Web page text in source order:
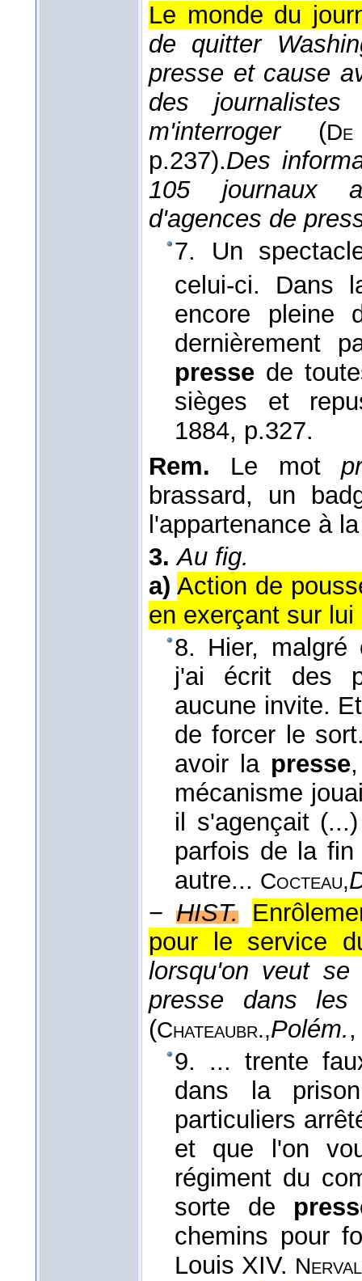
Le monde du
de quitter
presse et cause
des
m'interroger(
p.237).Des
105 journaux
d'agences de
7. Un
celui-ci. Dans
encore pleine
dernièrement
presse de
sièges et
1884, p.327.
Rem. Le mot
brassard, un
l'appartenance à
3. Au fig.
a) Action de
en exerçant sur
8. Hier, malgré
j'ai écrit des
aucune invite.
de forcer le
avoir la presse
mécanisme
il s'agençait
parfois de la
autre... Cocteau,
−HIST.
pour le service
lorsqu'on veut
presse dans
(Chateaubr.,Polém.
9. ... trente
dans la
particuliers
et que l'on
régiment du
sorte de
chemins pour
Louis XIV.